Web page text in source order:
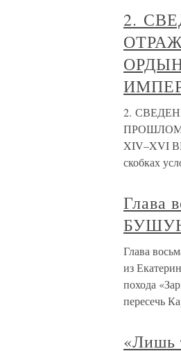
2.
2.
XIV–XVI
скобках
Глава
Глава
из
похода
пересечь
«Лишь